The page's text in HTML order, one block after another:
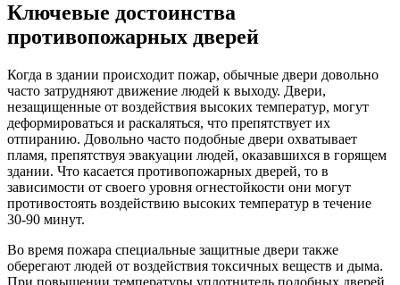
Ключевые достоинства
противопожарных дверей
Когда в здании происходит пожар, обычные двери довольно
часто затрудняют движение людей к выходу. Двери,
незащищенные от воздействия высоких температур, могут
деформироваться и раскаляться, что препятствует их
отпиранию. Довольно часто подобные двери охватывает
пламя, препятствуя эвакуации людей, оказавшихся в горящем
здании. Что касается противопожарных дверей, то в
зависимости от своего уровня огнестойкости они могут
противостоять воздействию высоких температур в течение
30-90 минут.
Во время пожара специальные защитные двери также
оберегают людей от воздействия токсичных веществ и дыма.